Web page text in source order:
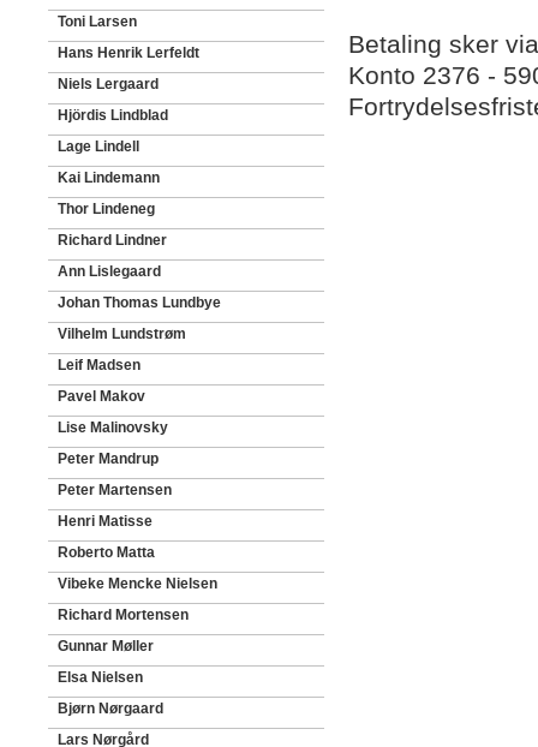
Toni Larsen
Hans Henrik Lerfeldt
Niels Lergaard
Hjördis Lindblad
Lage Lindell
Kai Lindemann
Thor Lindeneg
Richard Lindner
Ann Lislegaard
Johan Thomas Lundbye
Vilhelm Lundstrøm
Leif Madsen
Pavel Makov
Lise Malinovsky
Peter Mandrup
Peter Martensen
Henri Matisse
Roberto Matta
Vibeke Mencke Nielsen
Richard Mortensen
Gunnar Møller
Elsa Nielsen
Bjørn Nørgaard
Lars Nørgård
Betaling sker
Konto 2376 -